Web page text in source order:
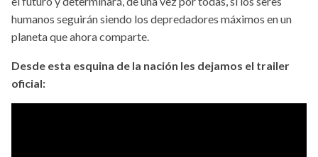
humanos seguirán siendo los depredadores máximos en un
planeta que ahora comparte.
Desde esta esquina de la nación les dejamos el trailer
oficial: